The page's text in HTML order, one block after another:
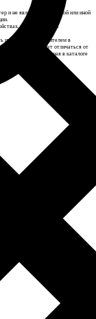
и не являются публичной или иной
комплектации и
изменена производителем в
на сайте, могут отличаться от
указанная в каталоге